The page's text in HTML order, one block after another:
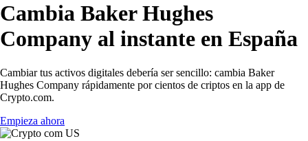
Cambia Baker Hughes
Company al instante en España
Cambiar tus activos digitales debería ser sencillo: cambia Baker
Hughes Company rápidamente por cientos de criptos en la app de
Crypto.com.
Empieza ahora